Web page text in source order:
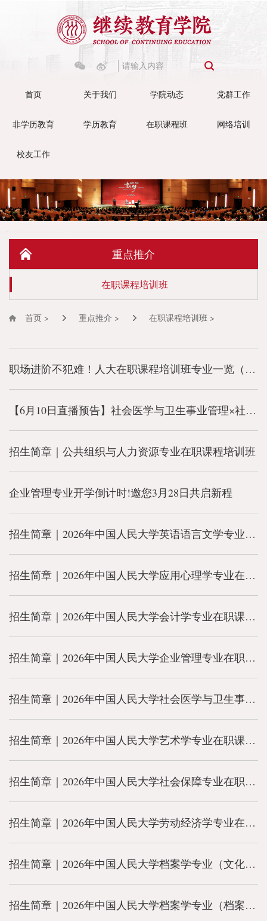
首页 关于我们 学院动态 党群工作
非学历教育 学历教育 在职课程班 网络培训
校友工作
重点推介
在职课程培训班
首页 > 重点推介 > 在职课程培训班 >
职场进阶不犯难！人大在职课程培训班专业一览（含报名通道）
【6月10日直播预告】社会医学与卫生事业管理×社会学专业在职课程专场
招生简章｜公共组织与人力资源专业在职课程培训班
企业管理专业开学倒计时!邀您3月28日共启新程
招生简章｜2026年中国人民大学英语语言文学专业在职课程培训班
招生简章｜2026年中国人民大学应用心理学专业在职课程培训班
招生简章｜2026年中国人民大学会计学专业在职课程培训班
招生简章｜2026年中国人民大学企业管理专业在职课程培训班
招生简章｜2026年中国人民大学社会医学与卫生事业管理专业在职课程培训班
招生简章｜2026年中国人民大学艺术学专业在职课程培训班
招生简章｜2026年中国人民大学社会保障专业在职课程培训班
招生简章｜2026年中国人民大学劳动经济学专业在职课程培训班
招生简章｜2026年中国人民大学档案学专业（文化遗产方向）在职课程培训班
招生简章｜2026年中国人民大学档案学专业（档案数字化管理方向）在职课程培训班